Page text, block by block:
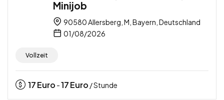
Minijob
90580 Allersberg, M, Bayern, Deutschland
01/08/2026
Vollzeit
17Euro -17Euro / Stunde